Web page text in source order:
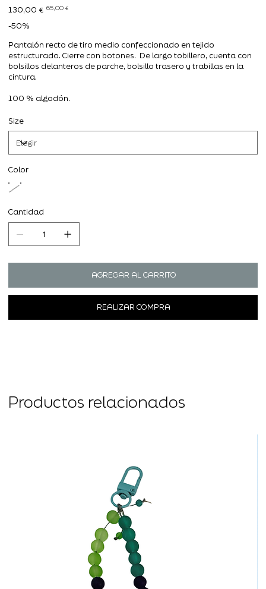
Precio
original
130,00 € Precio
65,00 €
-50%
Pantalón recto de tiro medio confeccionado en tejido
estructurado. Cierre con botones. De largo tobillero, cuenta con
bolsillos delanteros de parche, bolsillo trasero y trabillas en la
cintura.
100 % algodón.
Size
Color
Cantidad
AGREGAR AL CARRITO
REALIZAR COMPRA
Productos relacionados